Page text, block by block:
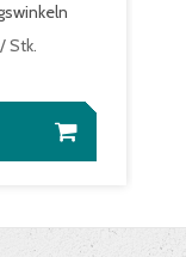
/ Stk.